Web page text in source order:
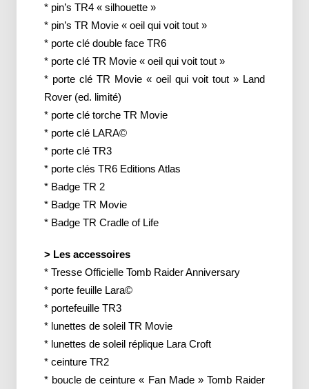
* pin’s TR4 « silhouette »
* pin’s TR Movie « oeil qui voit tout »
* porte clé double face TR6
* porte clé TR Movie « oeil qui voit tout »
* porte clé TR Movie « oeil qui voit tout » Land
Rover (ed. limité)
* porte clé torche TR Movie
* porte clé LARA©
* porte clé TR3
* porte clés TR6 Editions Atlas
* Badge TR 2
* Badge TR Movie
* Badge TR Cradle of Life
> Les accessoires
* Tresse Officielle Tomb Raider Anniversary
* porte feuille Lara©
* portefeuille TR3
* lunettes de soleil TR Movie
* lunettes de soleil réplique Lara Croft
* ceinture TR2
* boucle de ceinture « Fan Made » Tomb Raider